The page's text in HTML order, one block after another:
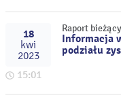
18
kwi
2023
15:01
Raport
Informacja
podziału